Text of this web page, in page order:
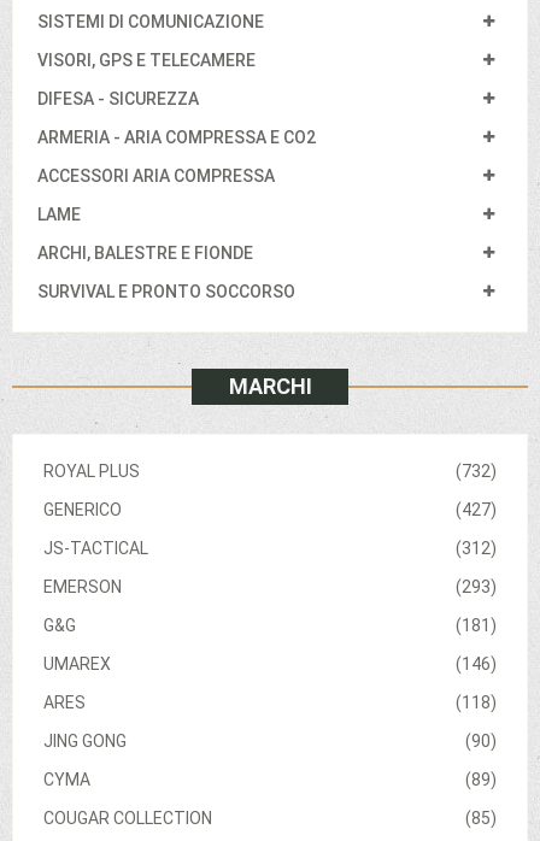
SISTEMI DI COMUNICAZIONE
VISORI, GPS E TELECAMERE
DIFESA - SICUREZZA
ARMERIA - ARIA COMPRESSA E CO2
ACCESSORI ARIA COMPRESSA
LAME
ARCHI, BALESTRE E FIONDE
SURVIVAL E PRONTO SOCCORSO
MARCHI
(732)
ROYAL PLUS
(427)
GENERICO
(312)
JS-TACTICAL
(293)
EMERSON
(181)
G&G
(146)
UMAREX
(118)
ARES
(90)
JING GONG
(89)
CYMA
(85)
COUGAR COLLECTION